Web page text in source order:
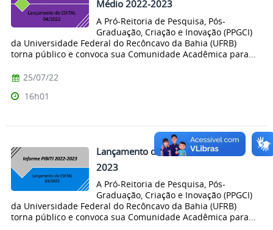
Médio 2022-2023
A Pró-Reitoria de Pesquisa, Pós-
Graduação, Criação e Inovação (PPGCI)
da Universidade Federal do Recôncavo da Bahia (UFRB)
torna público e convoca sua Comunidade Acadêmica para...
25/07/22
16h01
Lançamento do edital PIBITI 2022-
2023
A Pró-Reitoria de Pesquisa, Pós-
Graduação, Criação e Inovação (PPGCI)
da Universidade Federal do Recôncavo da Bahia (UFRB)
torna público e convoca sua Comunidade Acadêmica para...